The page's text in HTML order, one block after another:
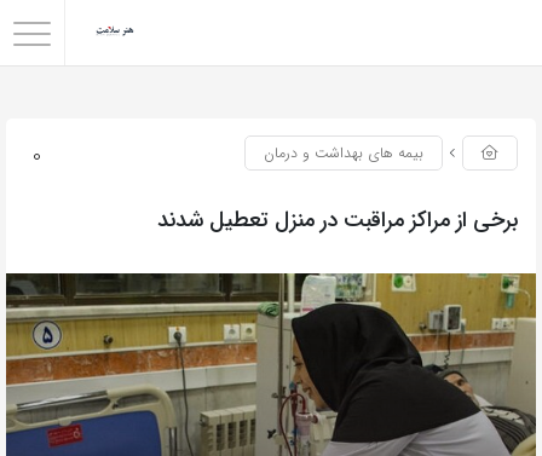
0 بیمه های بهداشت و درمان
برخی از مراکز مراقبت در منزل تعطیل شدند